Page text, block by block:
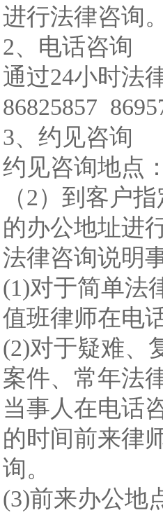
进行法律咨询
2、电话咨询
通过24小时法
86825857
3、约见咨询
约见咨询地点
（2）到客户
的办公地址进
法律咨询说明
(1)对于简单法
值班律师在电
(2)对于疑难、
案件、常年法
当事人在电话
的时间前来律
询。
(3)前来办公地